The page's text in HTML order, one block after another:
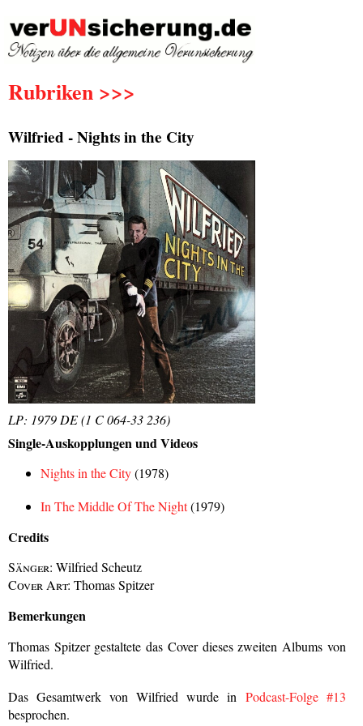
Rubriken >>>
Wilfried - Nights in the City
LP: 1979 DE (1 C 064-33 236)
Single-Auskopplungen und Videos
Nights in the City(1978)
In The Middle Of The Night(1979)
Credits
Sänger: Wilfried Scheutz
Cover Art: Thomas Spitzer
Bemerkungen
Thomas Spitzer gestaltete das Cover dieses zweiten Albums von
Wilfried.
Das Gesamtwerk von Wilfried wurde in Podcast-Folge #13
besprochen.